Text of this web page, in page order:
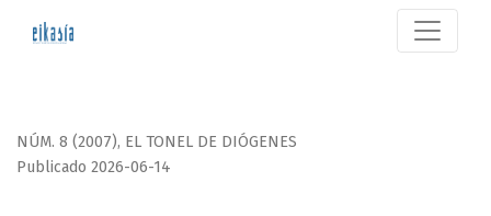
NÚM. 8 (2007), EL TONEL DE DIÓGENES
Publicado 2026-06-14